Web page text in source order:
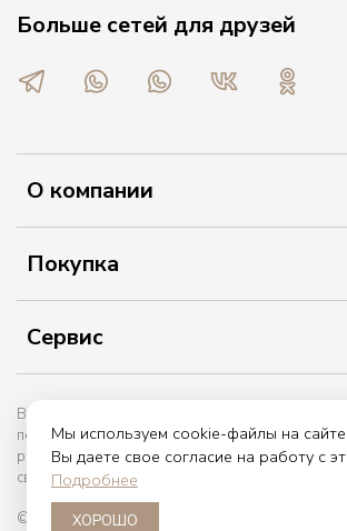
О компании
Покупка
Сервис
Больше сетей для друзей
Вы принимаете условия политики в отношении
персональных данных и пользовательского
раз, когда оставляете свои данные в любой
связи на сайте etiket.online
© 2017 — 2026. etiket.online
Мы используем cookie-файлы на
Вы даете свое согласие на работу с
Подробнее
ХОРОШО